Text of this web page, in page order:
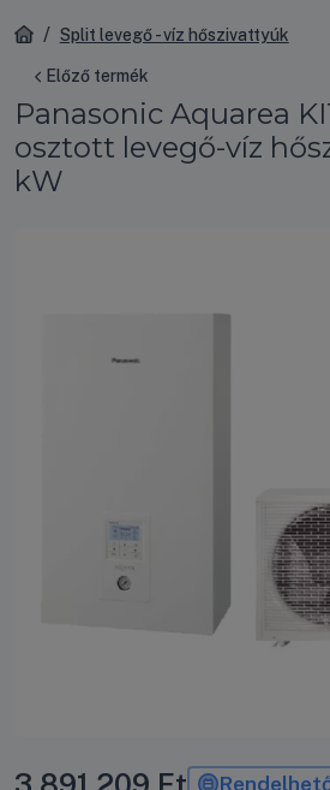
Split levegő - víz hőszivattyúk
Előző termék
Panasonic Aquarea
osztott levegő-víz
kW